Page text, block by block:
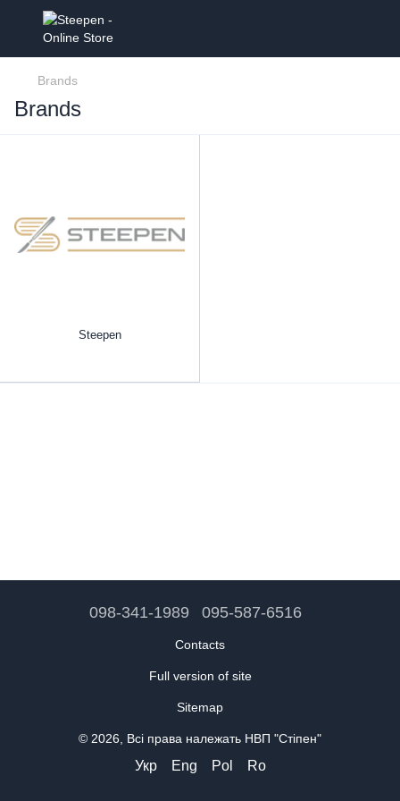
Brands
Brands
Steepen
098-341-1989 095-587-6516
Contacts
Full version of site
Sitemap
© 2026, Всі права належать НВП "Стіпен"
Укр Eng Pol Ro